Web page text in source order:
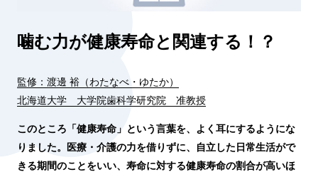
噛む力が健康寿命と関連する！？
監修：渡邊 裕（わたなべ・ゆたか）
北海道大学 大学院歯科学研究院 准教授
このところ「健康寿命」という言葉を、よく耳にするようにな
りました。医療・介護の力を借りずに、自立した日常生活がで
きる期間のことをいい、寿命に対する健康寿命の割合が高いほ